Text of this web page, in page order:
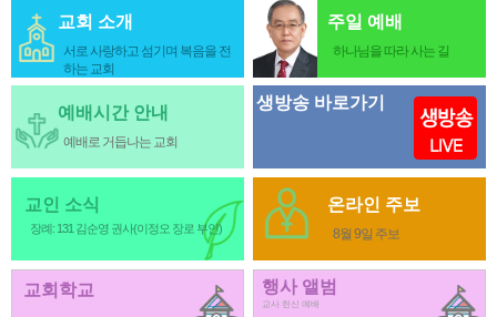
교회 소개
서로 사랑하고 섬기며 복음을 전
하는 교회
주일 예배
하나님을 따라 사는 길
예배시간 안내
예배로 거듭나는 교회
생방송 바로가기
교인 소식
장례: 131 김순영 권사(이정오 장로 부인)
온라인 주보
8월 9일 주보
교회학교 행사 앨범
교사 헌신 예배